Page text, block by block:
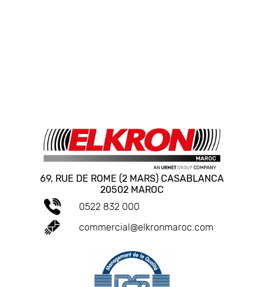
69, RUE DE ROME (2 MARS) CASABLANCA
20502 MAROC
0522 832 000
commercial@elkronmaroc.com